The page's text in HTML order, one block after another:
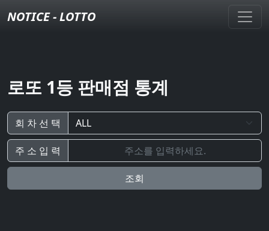
NOTICE - LOTTO
로또 1등 판매점 통계
회 차 선 택
주 소 입 력
조회